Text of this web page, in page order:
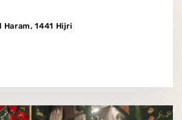
Haram, 1441 Hijri